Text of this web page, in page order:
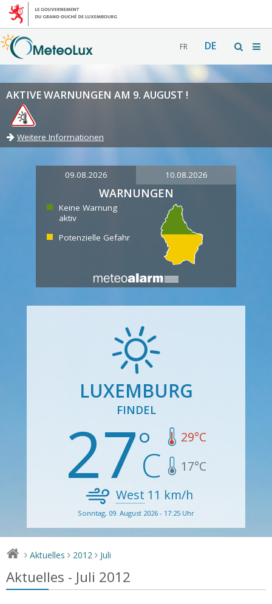
FR DE
AKTIVE WARNUNGEN AM 9. AUGUST !
Weitere Informationen
09.08.2026 10.08.2026
WARNUNGEN
Keine Warnung
aktiv
Potenzielle Gefahr
LUXEMBURG
FINDEL
27 29°C
17°C
West 11 km/h
Sonntag, 09. August 2026 - 17:25 Uhr
> Aktuelles > 2012 > Juli
Aktuelles - Juli 2012